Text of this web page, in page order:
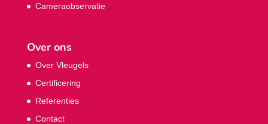
Cameraobservatie
Over ons
Over Vleugels
Certificering
Referenties
Contact